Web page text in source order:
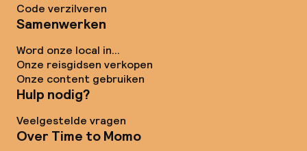
Code verzilveren
Samenwerken
Word onze local in...
Onze reisgidsen verkopen
Onze content gebruiken
Hulp nodig?
Veelgestelde vragen
Over Time to Momo